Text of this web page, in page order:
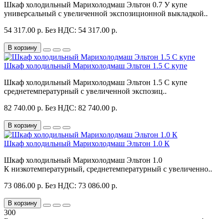
Шкаф холодильный Марихолодмаш Эльтон 0.7 У купе
универсальный с увеличенной экспозиционной выкладкой..
54 317.00 р. Без НДС: 54 317.00 р.
В корзину
Шкаф холодильный Марихолодмаш Эльтон 1.5 С купе
Шкаф холодильный Марихолодмаш Эльтон 1.5 С купе
среднетемпературный с увеличенной экспозиц..
82 740.00 р. Без НДС: 82 740.00 р.
В корзину
Шкаф холодильный Марихолодмаш Эльтон 1.0 К
Шкаф холодильный Марихолодмаш Эльтон 1.0
К низкотемпературный, среднетемпературный с увеличенно..
73 086.00 р. Без НДС: 73 086.00 р.
В корзину
300